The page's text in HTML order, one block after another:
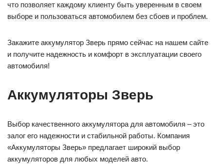
что позволяет каждому клиенту быть уверенным в своем
выборе и пользоваться автомобилем без сбоев и проблем.
Закажите аккумулятор Зверь прямо сейчас на нашем сайте
и получите надежность и комфорт в эксплуатации своего
автомобиля!
Аккумуляторы Зверь
Выбор качественного аккумулятора для автомобиля – это
залог его надежности и стабильной работы. Компания
«Аккумуляторы Зверь» предлагает широкий выбор
аккумуляторов для любых моделей авто.